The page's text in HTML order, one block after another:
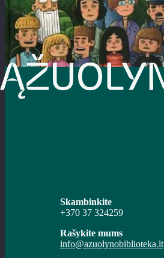
Skambinkite
+370 37 324259
Rašykite mums
info@azuolynobiblioteka.lt